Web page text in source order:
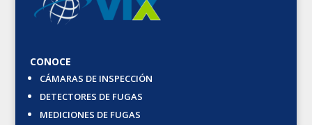
CONOCE
CÁMARAS DE INSPECCIÓN
DETECTORES DE FUGAS
MEDICIONES DE FUGAS